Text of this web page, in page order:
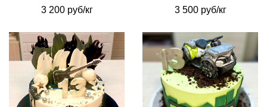
3 200 руб/кг 3 500 руб/кг